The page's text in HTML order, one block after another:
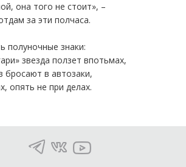
она того не стоит», –
за эти полчаса.
полуночные знаки:
звезда ползет впотьмах,
бросают в автозаки,
опять не при делах.